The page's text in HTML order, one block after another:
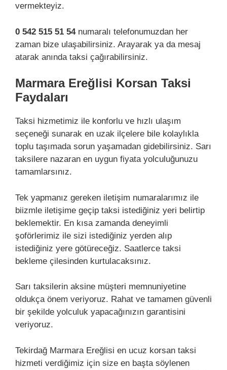
vermekteyiz.
0 542 515 51 54numaralı telefonumuzdan her
zaman bize ulaşabilirsiniz. Arayarak ya da mesaj
atarak anında taksi çağırabilirsiniz.
Marmara Ereğlisi Korsan Taksi
Faydaları
Taksi hizmetimiz ile konforlu ve hızlı ulaşım
seçeneği sunarak en uzak ilçelere bile kolaylıkla
toplu taşımada sorun yaşamadan gidebilirsiniz. Sarı
taksilere nazaran en uygun fiyata yolculuğunuzu
tamamlarsınız.
Tek yapmanız gereken iletişim numaralarımız ile
biizmle iletişime geçip taksi istediğiniz yeri belirtip
beklemektir. En kısa zamanda deneyimli
şoförlerimiz ile sizi istediğiniz yerden alıp
istediğiniz yere götüreceğiz. Saatlerce taksi
bekleme çilesinden kurtulacaksınız.
Sarı taksilerin aksine müşteri memnuniyetine
oldukça önem veriyoruz. Rahat ve tamamen güvenli
bir şekilde yolculuk yapacağınızın garantisini
veriyoruz.
Tekirdağ Marmara Ereğlisi en ucuz korsan taksi
hizmeti verdiğimiz için size en başta söylenen